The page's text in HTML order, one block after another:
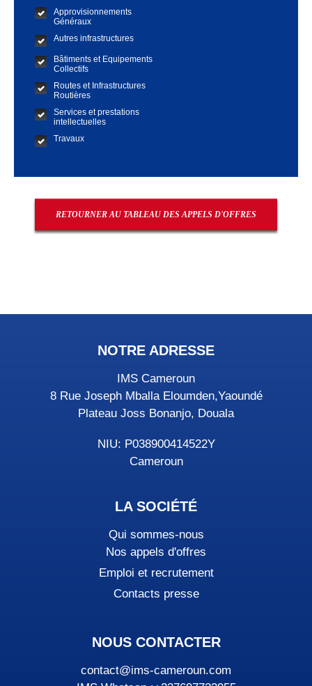
Approvisionnements
Généraux
Autres infrastructures
Bâtiments et Equipements
Collectifs
Routes et Infrastructures
Routières
Services et prestations
intellectuelles
Travaux
RETOURNER AU TABLEAU DES APPELS D'OFFRES
NOTRE ADRESSE
IMS Cameroun
8 Rue Joseph Mballa Eloumden,Yaoundé
Plateau Joss Bonanjo, Douala
NIU: P038900414522Y
Cameroun
LA SOCIÉTÉ
Qui sommes-nous
Nos appels d'offres
Emploi et recrutement
Contacts presse
NOUS CONTACTER
contact@ims-cameroun.com